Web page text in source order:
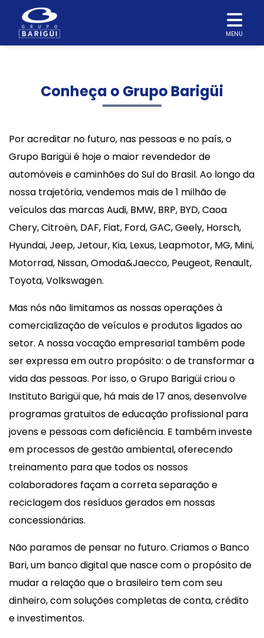
MENU
Conheça o Grupo Barigüi
Por acreditar no futuro, nas pessoas e no país, o
Grupo Barigüi é hoje o maior revendedor de
automóveis e caminhões do Sul do Brasil. Ao longo da
nossa trajetória, vendemos mais de 1 milhão de
veículos das marcas Audi, BMW, BRP, BYD, Caoa
Chery, Citroën, DAF, Fiat, Ford, GAC, Geely, Horsch,
Hyundai, Jeep, Jetour, Kia, Lexus, Leapmotor, MG, Mini,
Motorrad, Nissan, Omoda&Jaecco, Peugeot, Renault,
Toyota, Volkswagen.
Mas nós não limitamos as nossas operações à
comercialização de veículos e produtos ligados ao
setor. A nossa vocação empresarial também pode
ser expressa em outro propósito: o de transformar a
vida das pessoas. Por isso, o Grupo Barigüi criou o
Instituto Barigüi que, há mais de 17 anos, desenvolve
programas gratuitos de educação profissional para
jovens e pessoas com deficiência. E também investe
em processos de gestão ambiental, oferecendo
treinamento para que todos os nossos
colaboradores façam a correta separação e
reciclagem dos resíduos gerados em nossas
concessionárias.
Não paramos de pensar no futuro. Criamos o Banco
Bari, um banco digital que nasce com o propósito de
mudar a relação que o brasileiro tem com seu
dinheiro, com soluções completas de conta, crédito
e investimentos.